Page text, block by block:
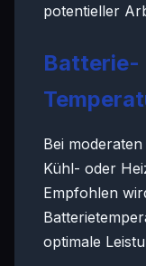
potentieller
Batterie-
Bei
Kühl- oder
Empfohlen
optimale